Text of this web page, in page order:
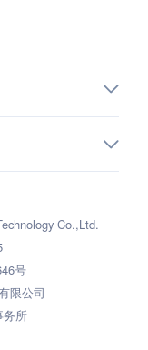
Co.,Ltd.
号
限公司
务所